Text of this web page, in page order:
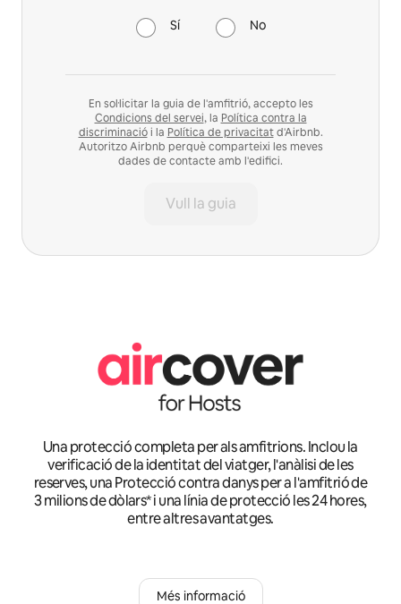
Sí No
En sol·licitar la guia de l'amfitrió, accepto les
Condicions del servei, la Política contra la
discriminaciói la Política de privacitatd'Airbnb.
Autoritzo Airbnb perquè comparteixi les meves
dades de contacte amb l'edifici.
Vull la guia
Una protecció completa per als amfitrions. Inclou la
verificació de la identitat del viatger, l'anàlisi de les
reserves, una Protecció contra danys per a l'amfitrió de
3 milions de dòlars* i una línia de protecció les 24 hores,
entre altres avantatges.
Més informació